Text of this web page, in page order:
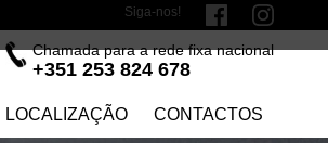
Siga-nos!
Chamada para a rede fixa nacional
+351 253 824 678
LOCALIZAÇÃO CONTACTOS